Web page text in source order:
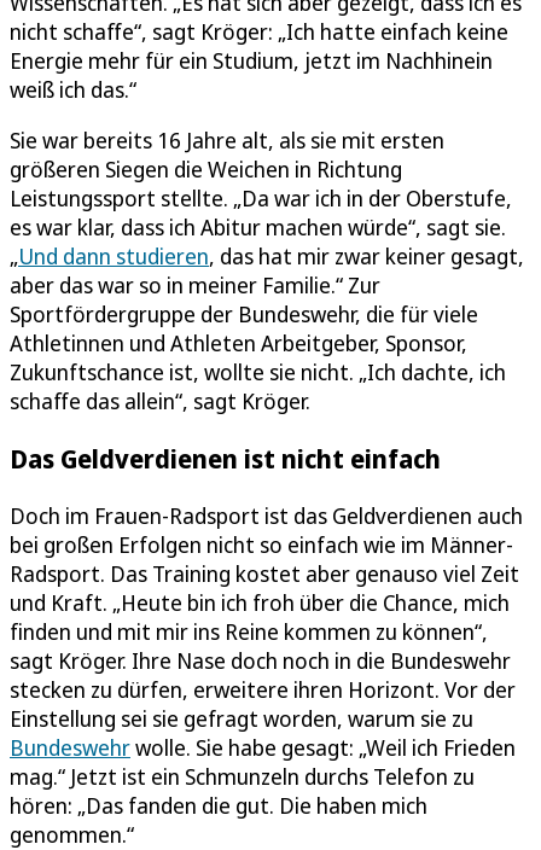
nicht schaffe“, sagt Kröger: „Ich hatte einfach keine
Energie mehr für ein Studium, jetzt im Nachhinein
weiß ich das.“
Sie war bereits 16 Jahre alt, als sie mit ersten
größeren Siegen die Weichen in Richtung
Leistungssport stellte. „Da war ich in der Oberstufe,
es war klar, dass ich Abitur machen würde“, sagt sie.
„Und dann studieren, das hat mir zwar keiner gesagt,
aber das war so in meiner Familie.“ Zur
Sportfördergruppe der Bundeswehr, die für viele
Athletinnen und Athleten Arbeitgeber, Sponsor,
Zukunftschance ist, wollte sie nicht. „Ich dachte, ich
schaffe das allein“, sagt Kröger.
Das Geldverdienen ist nicht einfach
Doch im Frauen-Radsport ist das Geldverdienen auch
bei großen Erfolgen nicht so einfach wie im Männer-
Radsport. Das Training kostet aber genauso viel Zeit
und Kraft. „Heute bin ich froh über die Chance, mich
finden und mit mir ins Reine kommen zu können“,
sagt Kröger. Ihre Nase doch noch in die Bundeswehr
stecken zu dürfen, erweitere ihren Horizont. Vor der
Einstellung sei sie gefragt worden, warum sie zu
Bundeswehrwolle. Sie habe gesagt: „Weil ich Frieden
mag.“ Jetzt ist ein Schmunzeln durchs Telefon zu
hören: „Das fanden die gut. Die haben mich
genommen.“